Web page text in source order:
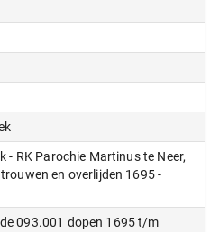
- RK Parochie Martinus te Neer,
en overlijden 1695 -
093.001 dopen 1695 t/m